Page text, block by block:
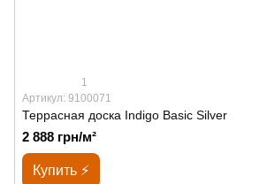
1
Артикул: 9100071
Террасная доска Indigo Basic Silver
2 888 грн/м²
Купить ⚡